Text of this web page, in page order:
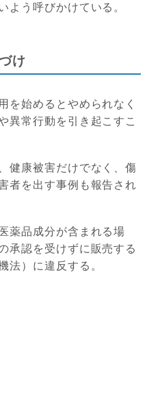
よう呼びかけている。
け
を始めるとやめられなく
異常行動を引き起こすこ
健康被害だけでなく、傷
者を出す事例も報告され
薬品成分が含まれる場
承認を受けずに販売する
法）に違反する。